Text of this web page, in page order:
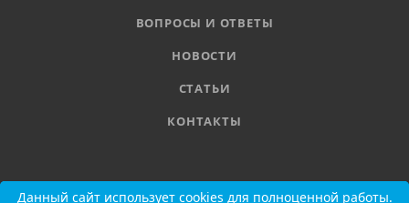
ВОПРОСЫ И ОТВЕТЫ
НОВОСТИ
СТАТЬИ
КОНТАКТЫ
8 800 555-11-78
Данный сайт использует cookies для полноценной работы.
Данный сайт использует cookies для полноценной работы.